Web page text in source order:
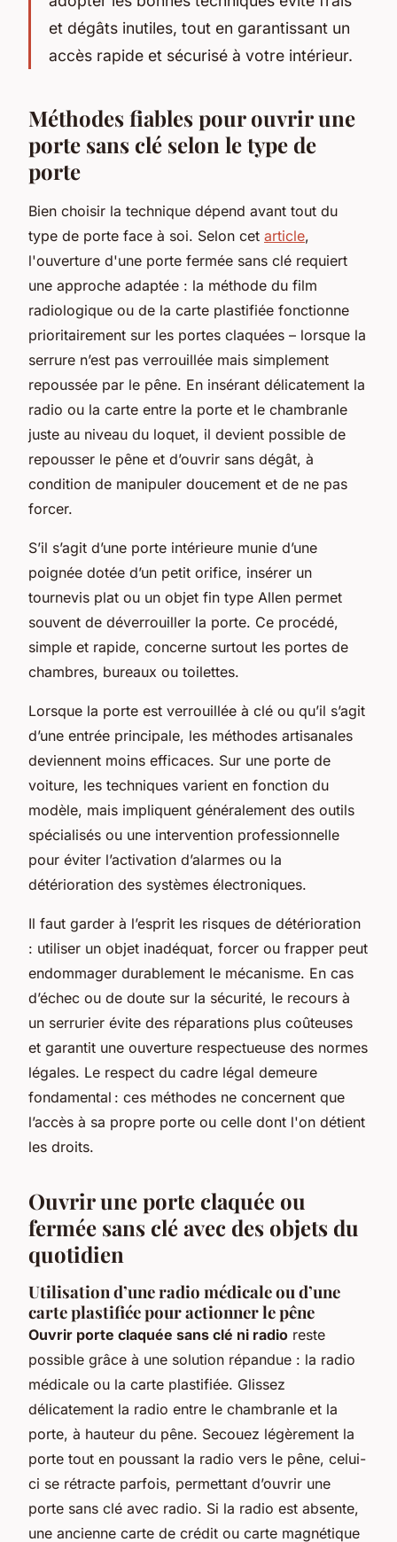
et dégâts inutiles, tout en garantissant un
accès rapide et sécurisé à votre intérieur.
Méthodes fiables pour ouvrir une
porte sans clé selon le type de
porte
Bien choisir la technique dépend avant tout du
type de porte face à soi. Selon cet article,
l'ouverture d'une porte fermée sans clé requiert
une approche adaptée : la méthode du film
radiologique ou de la carte plastifiée fonctionne
prioritairement sur les portes claquées – lorsque la
serrure n’est pas verrouillée mais simplement
repoussée par le pêne. En insérant délicatement la
radio ou la carte entre la porte et le chambranle
juste au niveau du loquet, il devient possible de
repousser le pêne et d’ouvrir sans dégât, à
condition de manipuler doucement et de ne pas
forcer.
S’il s’agit d’une porte intérieure munie d’une
poignée dotée d’un petit orifice, insérer un
tournevis plat ou un objet fin type Allen permet
souvent de déverrouiller la porte. Ce procédé,
simple et rapide, concerne surtout les portes de
chambres, bureaux ou toilettes.
Lorsque la porte est verrouillée à clé ou qu’il s’agit
d’une entrée principale, les méthodes artisanales
deviennent moins efficaces. Sur une porte de
voiture, les techniques varient en fonction du
modèle, mais impliquent généralement des outils
spécialisés ou une intervention professionnelle
pour éviter l’activation d’alarmes ou la
détérioration des systèmes électroniques.
Il faut garder à l’esprit les risques de détérioration
: utiliser un objet inadéquat, forcer ou frapper peut
endommager durablement le mécanisme. En cas
d’échec ou de doute sur la sécurité, le recours à
un serrurier évite des réparations plus coûteuses
et garantit une ouverture respectueuse des normes
légales. Le respect du cadre légal demeure
fondamental : ces méthodes ne concernent que
l’accès à sa propre porte ou celle dont l'on détient
les droits.
Ouvrir une porte claquée ou
fermée sans clé avec des objets du
quotidien
Utilisation d’une radio médicale ou d’une
carte plastifiée pour actionner le pêne
Ouvrir porte claquée sans clé ni radio reste
possible grâce à une solution répandue : la radio
médicale ou la carte plastifiée. Glissez
délicatement la radio entre le chambranle et la
porte, à hauteur du pêne. Secouez légèrement la
porte tout en poussant la radio vers le pêne, celui-
ci se rétracte parfois, permettant d’ouvrir une
porte sans clé avec radio. Si la radio est absente,
une ancienne carte de crédit ou carte magnétique